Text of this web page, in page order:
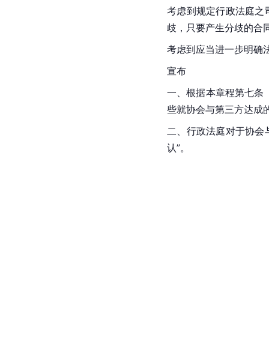
考虑到规定行政法庭之
歧，只要产生分歧的合
考虑到应当进一步明确
宣布
一、根据本章程第七条
些就协会与第三方达成
二、行政法庭对于协
认”。